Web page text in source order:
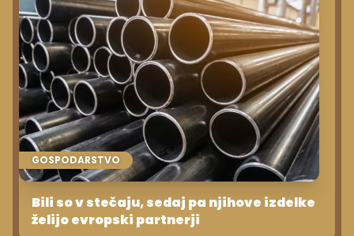
GOSPODARSTVO
Bili so v stečaju, sedaj pa njihove izdelke
želijo evropski partnerji